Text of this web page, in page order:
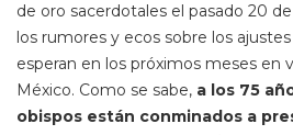
de oro sacerdotales el pasado 20
los rumores y ecos sobre los
esperan en los próximos meses en
México. Como se sabe, a los 75
obispos están conminados a